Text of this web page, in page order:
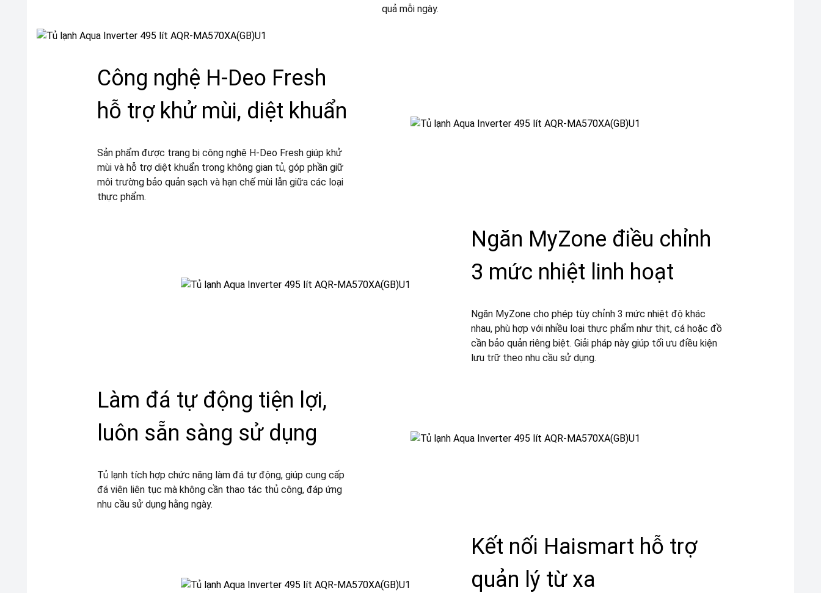
quả mỗi ngày.
Công nghệ H-Deo Fresh
hỗ trợ khử mùi, diệt khuẩn
Sản phẩm được trang bị công nghệ H-Deo Fresh giúp khử
mùi và hỗ trợ diệt khuẩn trong không gian tủ, góp phần giữ
môi trường bảo quản sạch và hạn chế mùi lẫn giữa các loại
thực phẩm.
Ngăn MyZone điều chỉnh
3 mức nhiệt linh hoạt
Ngăn MyZone cho phép tùy chỉnh 3 mức nhiệt độ khác
nhau, phù hợp với nhiều loại thực phẩm như thịt, cá hoặc đồ
cần bảo quản riêng biệt. Giải pháp này giúp tối ưu điều kiện
lưu trữ theo nhu cầu sử dụng.
Làm đá tự động tiện lợi,
luôn sẵn sàng sử dụng
Tủ lạnh tích hợp chức năng làm đá tự động, giúp cung cấp
đá viên liên tục mà không cần thao tác thủ công, đáp ứng
nhu cầu sử dụng hằng ngày.
Kết nối Haismart hỗ trợ
quản lý từ xa